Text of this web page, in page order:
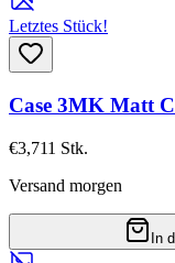
Letztes Stück!
Case 3MK Matt
€3,711 Stk.
Versand morgen
In